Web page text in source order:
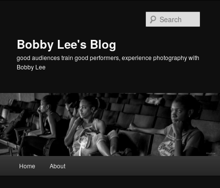
Bobby Lee's Blog
good audiences train good performers, experience photography with
Bobby Lee
Skip
Skip
Home About